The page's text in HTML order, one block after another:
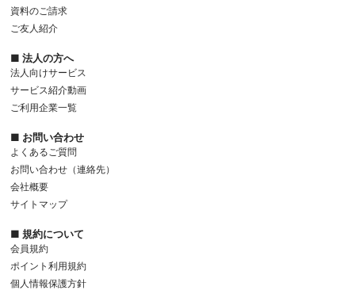
資料のご請求
ご友人紹介
■ 法人の方へ
法人向けサービス
サービス紹介動画
ご利用企業一覧
■ お問い合わせ
よくあるご質問
お問い合わせ（連絡先）
会社概要
サイトマップ
■ 規約について
会員規約
ポイント利用規約
個人情報保護方針